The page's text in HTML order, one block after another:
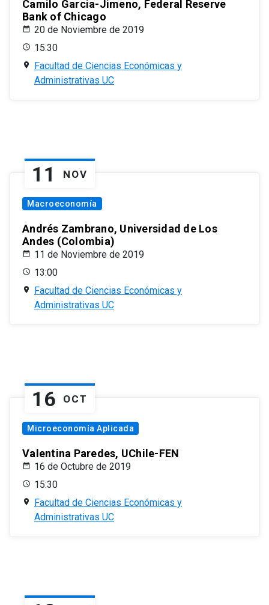
Camilo Garcia-Jimeno, Federal Reserve
Bank of Chicago
20 de Noviembre de 2019
15:30
Facultad de Ciencias Económicas y
Administrativas UC
11 NOV
Macroeconomía
Andrés Zambrano, Universidad de Los
Andes (Colombia)
11 de Noviembre de 2019
13:00
Facultad de Ciencias Económicas y
Administrativas UC
16 OCT
Microeconomía Aplicada
Valentina Paredes, UChile-FEN
16 de Octubre de 2019
15:30
Facultad de Ciencias Económicas y
Administrativas UC